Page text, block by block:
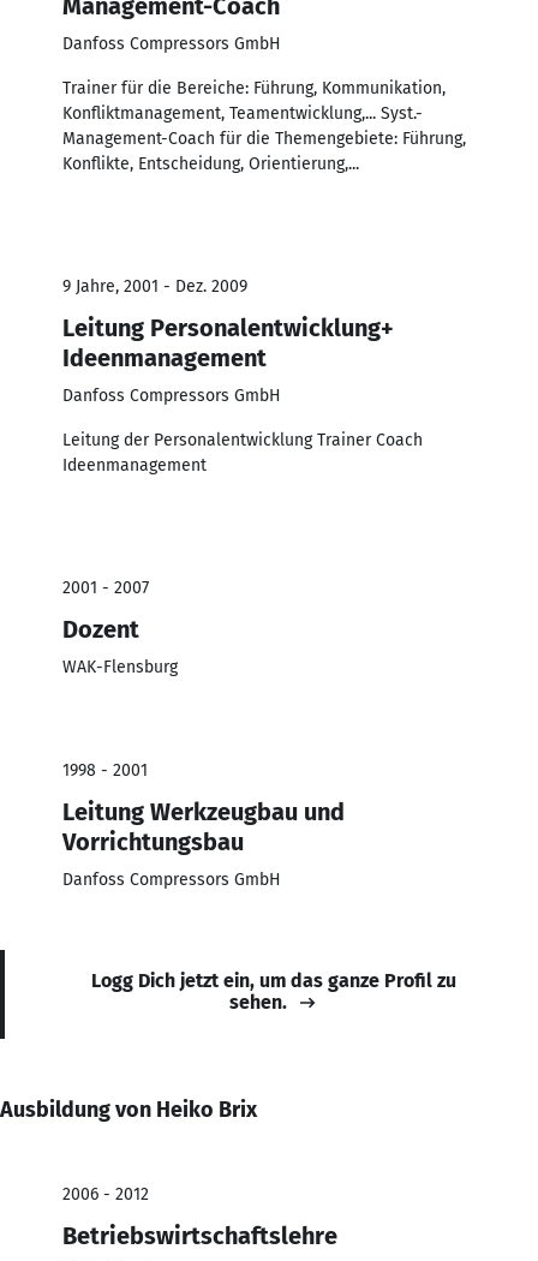
Danfoss Compressors GmbH
Trainer für die Bereiche: Führung, Kommunikation,
Konfliktmanagement, Teamentwicklung,... Syst.-
Management-Coach für die Themengebiete: Führung,
Konflikte, Entscheidung, Orientierung,...
9 Jahre, 2001 - Dez. 2009
Leitung Personalentwicklung+
Ideenmanagement
Danfoss Compressors GmbH
Leitung der Personalentwicklung Trainer Coach
Ideenmanagement
2001 - 2007
Dozent
WAK-Flensburg
1998 - 2001
Leitung Werkzeugbau und
Vorrichtungsbau
Danfoss Compressors GmbH
Logg Dich jetzt ein, um das ganze Profil zu
sehen.
Ausbildung von Heiko Brix
2006 - 2012
Betriebswirtschaftslehre